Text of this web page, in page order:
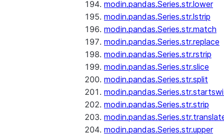
modin.pandas.Series.str.lower
modin.pandas.Series.str.lstrip
modin.pandas.Series.str.match
modin.pandas.Series.str.replace
modin.pandas.Series.str.rstrip
modin.pandas.Series.str.slice
modin.pandas.Series.str.split
modin.pandas.Series.str.strip
modin.pandas.Series.str.upper